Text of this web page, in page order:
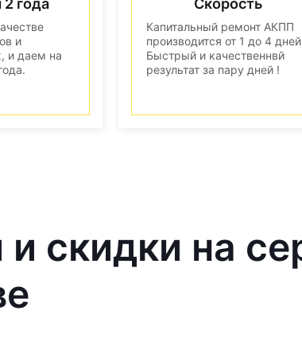
2 года
и
и даем на
Скорость
Капитальный ремонт АКПП
производится от 1 до 4
Быстрый и качественнвй
результат за пару дней !
скидки на